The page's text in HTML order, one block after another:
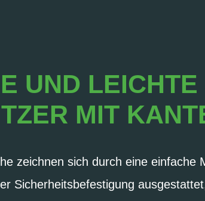
UND
MIT
zeichnen sich durch eine einfache
Sicherheitsbefestigung